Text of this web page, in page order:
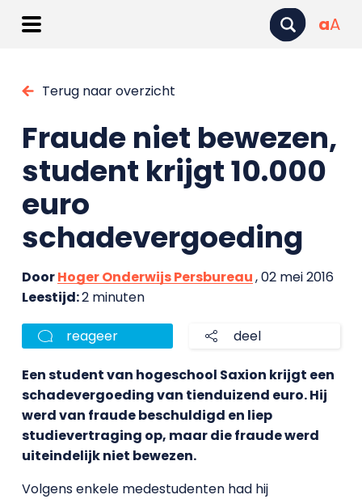
aA
Terug naar overzicht
Fraude niet bewezen,
student krijgt 10.000
euro
schadevergoeding
DoorHoger Onderwijs Persbureau, 02 mei 2016
Leestijd:2 minuten
reageer deel
Een student van hogeschool Saxion krijgt een
schadevergoeding van tienduizend euro. Hij
werd van fraude beschuldigd en liep
studievertraging op, maar die fraude werd
uiteindelijk niet bewezen.
Volgens enkele medestudenten had hij